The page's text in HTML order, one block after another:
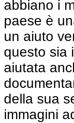
abbiano i
paese è
un aiuto
questo sia
aiutata
della sua
immagini